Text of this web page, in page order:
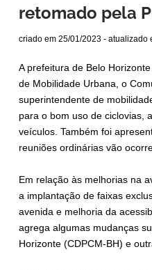
retomado pela
criado em 25/01/2023 - atualizado
A prefeitura de Belo
de Mobilidade Urbana, o
superintendente de
para o bom uso de ciclovias,
veículos. Também foi
reuniões ordinárias vão
Em relação às melhorias na
a implantação de faixas
avenida e melhoria da
agrega algumas mudanças
Horizonte (CDPCM-BH) e